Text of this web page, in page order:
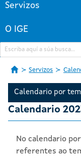
Servizos
O IGE
Servizos
Calendario por
Calendario
No calendario
referentes ao